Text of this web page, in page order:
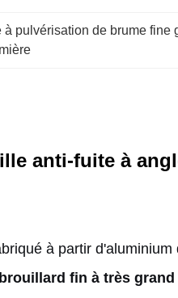
à pulvérisation de brume fine
anti-fuite à
à partir
fin à très grand